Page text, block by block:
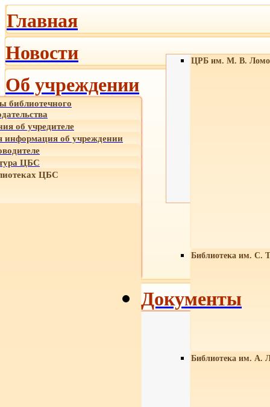
Главная
Новости
Об учреждении
библиотечного
об учредителе
об учреждении
ЦБС
ЦБС
ЦРБ им. М. В.
Библиотека им. С.
Библиотека им. А.
Документы